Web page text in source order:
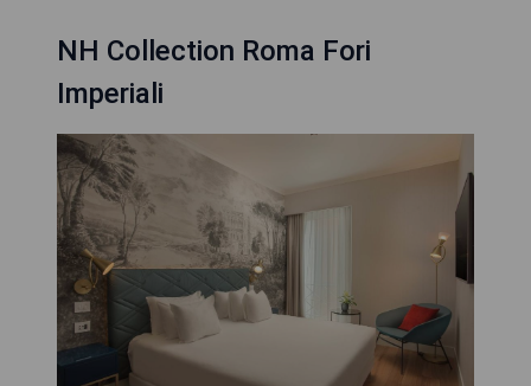
NH Collection Roma Fori
Imperiali